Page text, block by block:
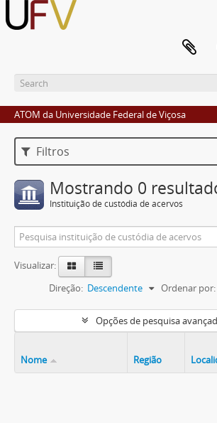
ATOM da Universidade Federal de Viçosa
Filtros
Mostrando 0
Instituição de custódia de acervos
Visualizar:
Ordenar por:
Direção: Descendente
Opções de pesquisa
Nome Região